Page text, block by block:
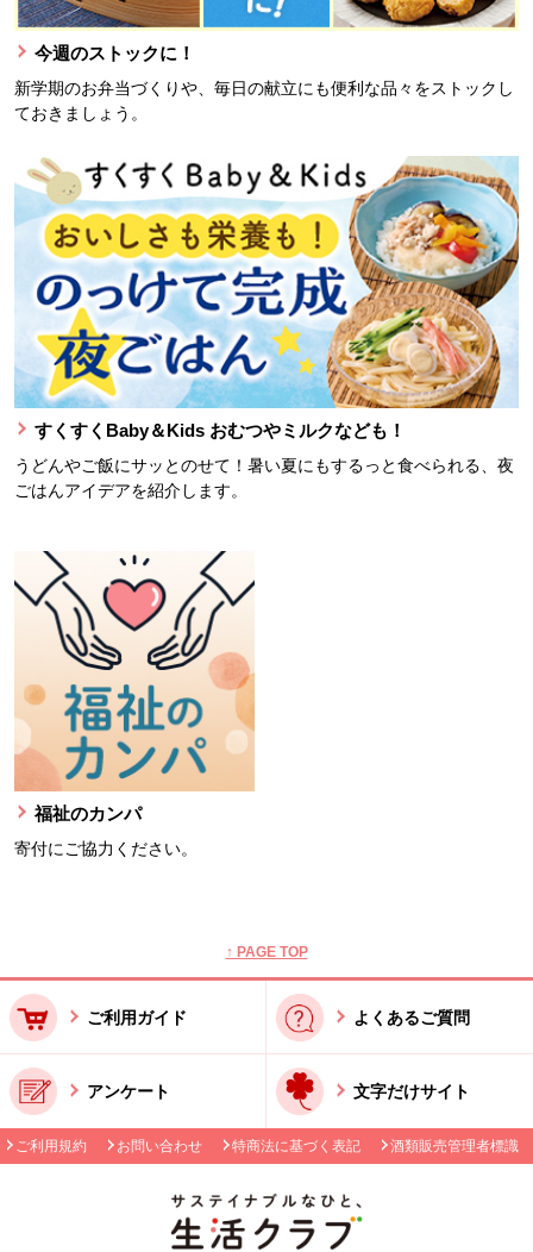
今週のストックに！
新学期のお弁当づくりや、毎日の献立にも便利な品々をストックし
ておきましょう。
すくすくBaby＆Kids おむつやミルクなども！
うどんやご飯にサッとのせて！暑い夏にもするっと食べられる、夜
ごはんアイデアを紹介します。
福祉のカンパ
寄付にご協力ください。
↑ PAGE TOP
ご利用ガイド よくあるご質問
アンケート 文字だけサイト
ご利用規約 お問い合わせ 特商法に基づく表記 酒類販売管理者標識